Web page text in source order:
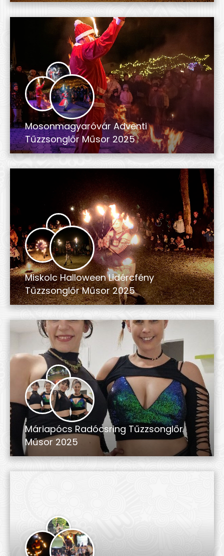
Mosonmagyaróvár Adventi
Tűzzsonglőr Műsor 2025
Miskolc Halloween Lidércfény
Tűzzsonglőr Műsor 2025
Máriapócs Radócsring Tűzzsonglőr
Műsor 2025